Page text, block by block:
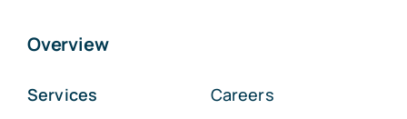
Overview
Services
Careers